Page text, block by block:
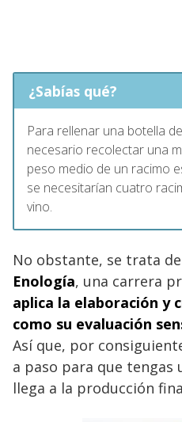
¿Sabías qué?
Para rellenar una botella
necesario recolectar una
peso medio de un racimo
se necesitarían cuatro
vino.
No obstante, se trata de
Enología, una carrera
aplica la elaboración y
como su evaluación
Así que, por
a paso para que tengas
llega a la producción